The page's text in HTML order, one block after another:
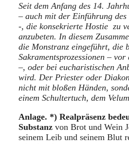
Seit dem Anfang des 14.
– auch mit der Einführung des
-, die konsekrierte Hostie zu
anzubeten. In diesem
die Monstranz eingeführt, die
Sakramentsprozessionen –
–, oder bei eucharistischen
wird. Der Priester oder
nicht mit bloßen Händen,
einem Schultertuch, dem
Anlage. *) Realpräsenz
Substanz von Brot und Wein
seinem Leib und seinem Blut